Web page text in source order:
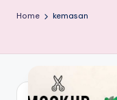
Home kemasan